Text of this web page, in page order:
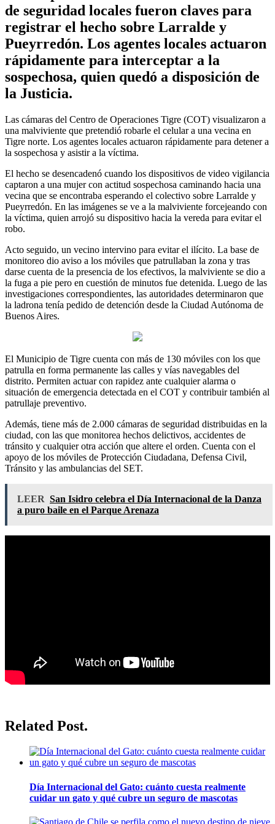
de seguridad locales fueron claves para
registrar el hecho sobre Larralde y
Pueyrredón. Los agentes locales actuaron
rápidamente para interceptar a la
sospechosa, quien quedó a disposición de
la Justicia.
Las cámaras del Centro de Operaciones Tigre (COT) visualizaron a
una malviviente que pretendió robarle el celular a una vecina en
Tigre norte. Los agentes locales actuaron rápidamente para detener a
la sospechosa y asistir a la víctima.
El hecho se desencadenó cuando los dispositivos de video vigilancia
captaron a una mujer con actitud sospechosa caminando hacia una
vecina que se encontraba esperando el colectivo sobre Larralde y
Pueyrredón. En las imágenes se ve a la malviviente forcejeando con
la víctima, quien arrojó su dispositivo hacia la vereda para evitar el
robo.
Acto seguido, un vecino intervino para evitar el ilícito. La base de
monitoreo dio aviso a los móviles que patrullaban la zona y tras
darse cuenta de la presencia de los efectivos, la malviviente se dio a
la fuga a pie pero en cuestión de minutos fue detenida. Luego de las
investigaciones correspondientes, las autoridades determinaron que
la ladrona tenía pedido de detención desde la Ciudad Autónoma de
Buenos Aires.
El Municipio de Tigre cuenta con más de 130 móviles con los que
patrulla en forma permanente las calles y vías navegables del
distrito. Permiten actuar con rapidez ante cualquier alarma o
situación de emergencia detectada en el COT y contribuir también al
patrullaje preventivo.
Además, tiene más de 2.000 cámaras de seguridad distribuidas en la
ciudad, con las que monitorea hechos delictivos, accidentes de
tránsito y cualquier otra acción que altere el orden. Cuenta con el
apoyo de los móviles de Protección Ciudadana, Defensa Civil,
Tránsito y las ambulancias del SET.
LEER San Isidro celebra el Día Internacional de la Danza
a puro baile en el Parque Arenaza
Related Post.
Día Internacional del Gato: cuánto cuesta realmente
cuidar un gato y qué cubre un seguro de mascotas